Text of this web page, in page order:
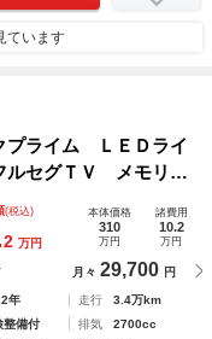
ています
ライム ＬＥＤライ
セグＴＶ メモリナ
スマートキー ワン
グ Ｒカメラ Ｗ電動
(税込)
2 万円
本体価格
310
万円
諸費用
10.2
万円
月々 29,700 円
年 走行
3.4万km
整備付 排気
2700cc